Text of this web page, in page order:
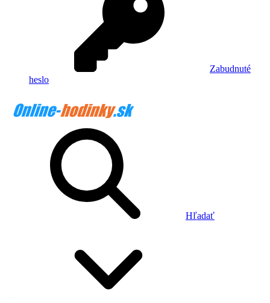
Zabudnuté
heslo
Hľadať